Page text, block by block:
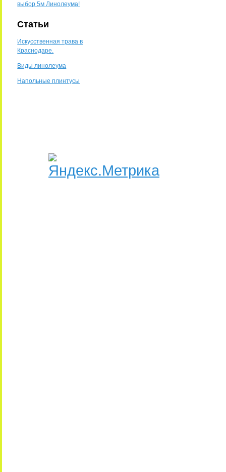
выбор 5м Линолеума!
Статьи
Искусственная трава в
Краснодаре.
Виды линолеума
Напольные плинтусы